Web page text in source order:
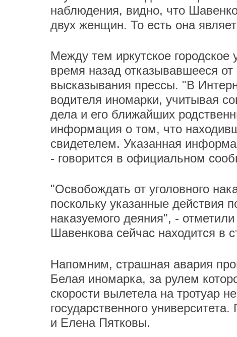
наблюдения, видно, что
двух женщин. То есть она
Между тем иркутское городское
время назад отказывавшееся
высказывания прессы. "В
водителя иномарки, учитывая
дела и его ближайших
информация о том, что
свидетелем. Указанная
- говорится в официальном
"Освобождать от уголовного
поскольку указанные действия
наказуемого деяния", -
Шавенкова сейчас находится в
Напомним, страшная авария
Белая иномарка, за рулем
скорости вылетела на тротуар
государственного
и Елена Пятковы.